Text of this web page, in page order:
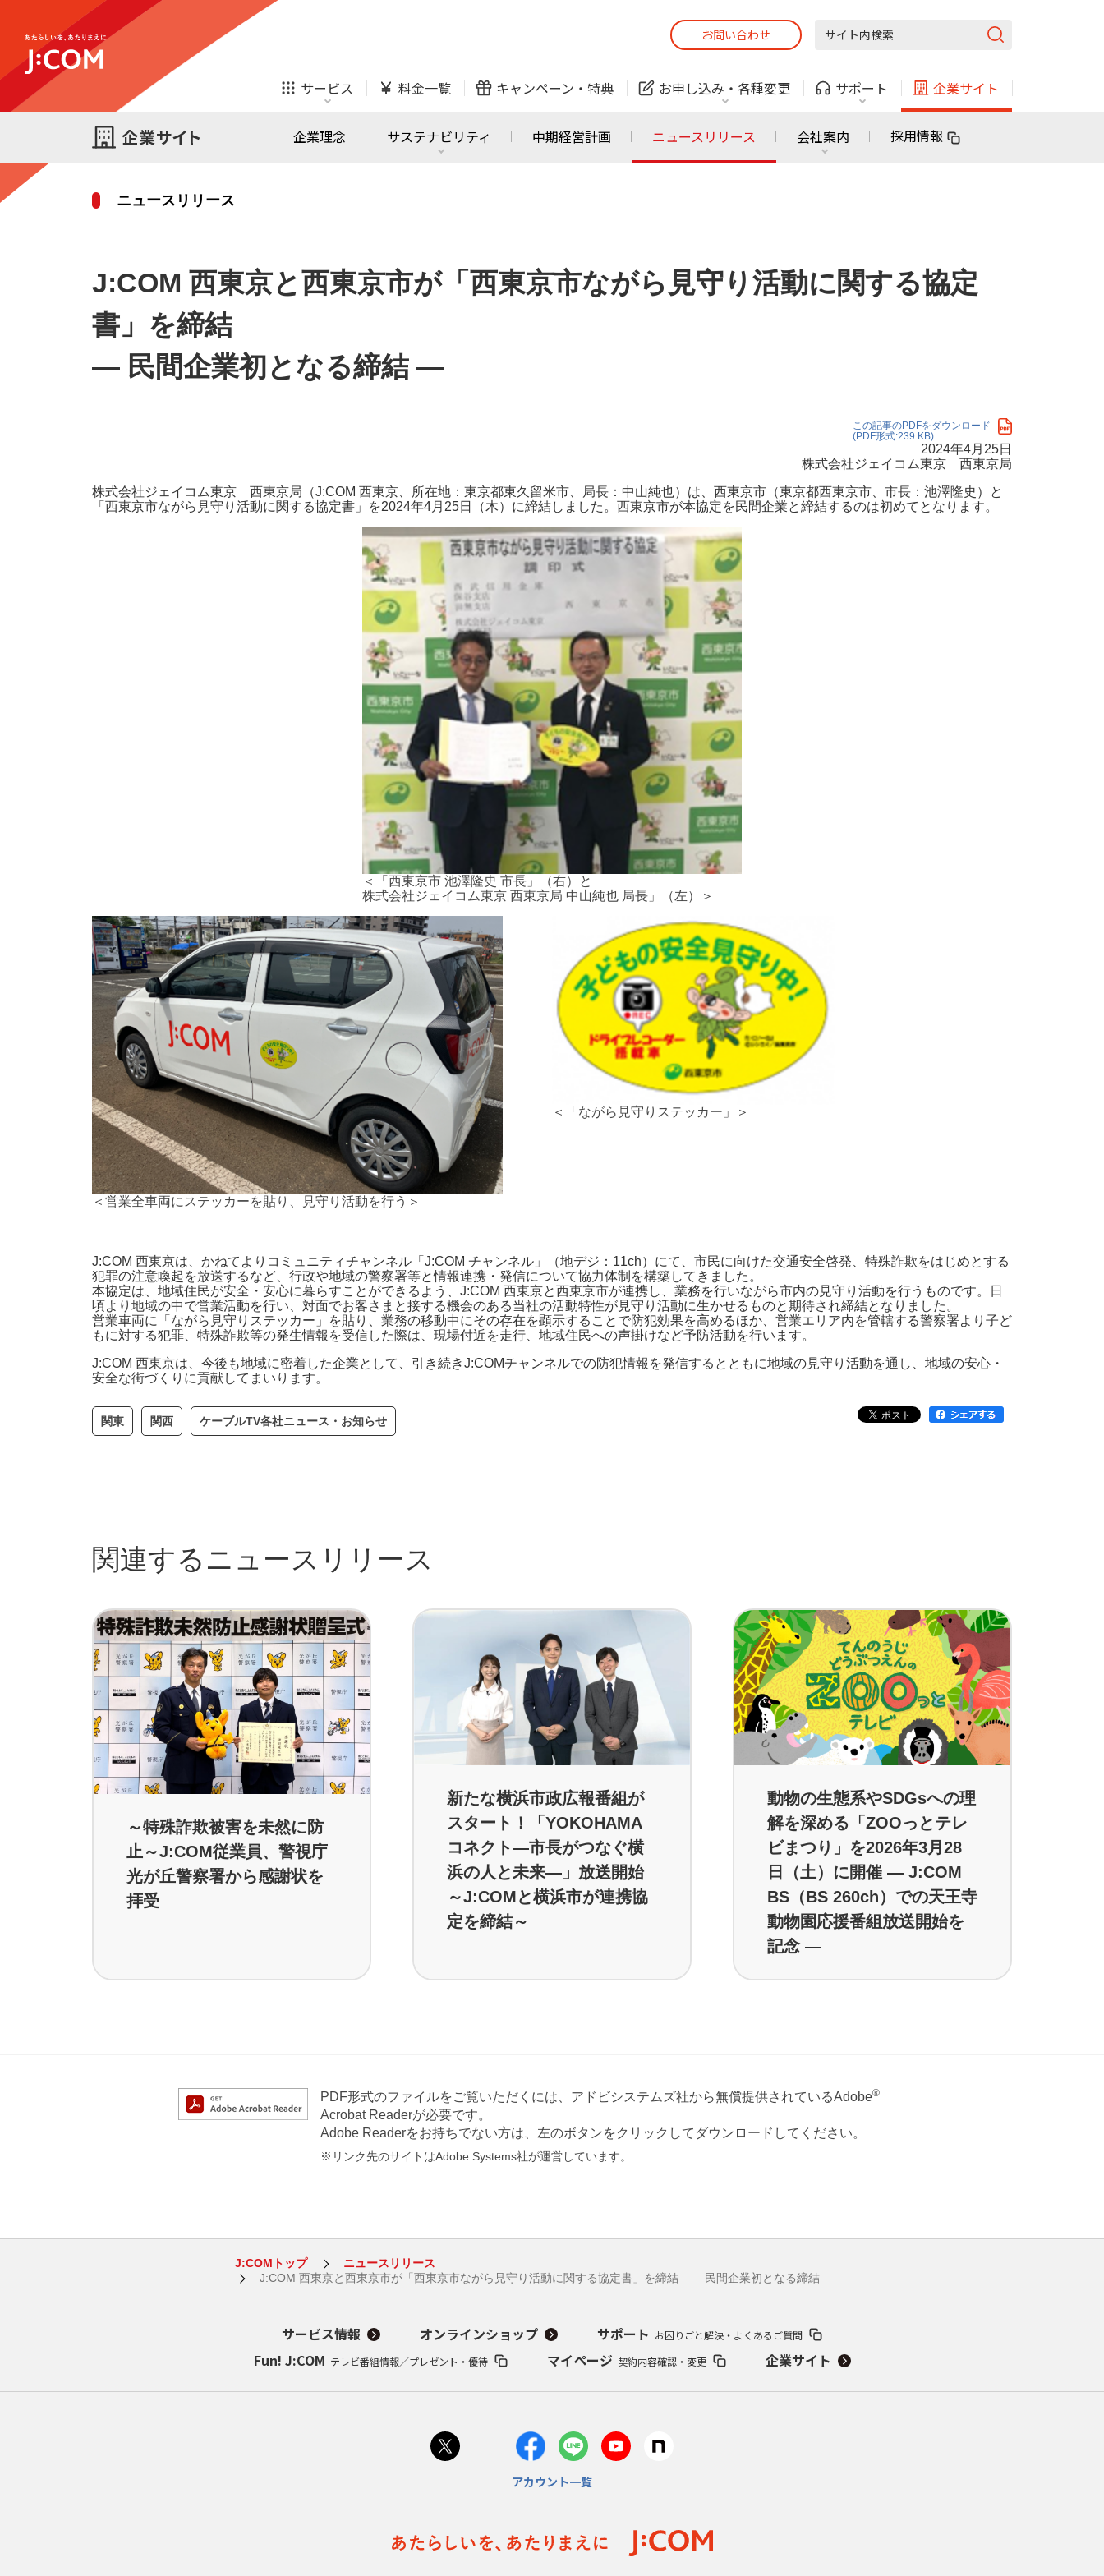
お問い合わせ
サービス 料金一覧 キャンペーン・ 特典 お申し込み・ 各種変更 サポート 企業サイト
ほけん 法人・自治体向けサービス
お申し込み サービスの追加・変更 料金シミュレーション 対応エリア・物件をご案内
ほけん オンライン
診療 ホームIoT 防犯カメラ
J:COM STREAM えんかくサポート
おうちサポート
防災情報サービス
自転車生活サポート
J:COMブックス
休止・解約
テレビ でんき 固定電話
ほけん ローン 防犯カメラ
法人・自治体向けサービス
企業理念 サステナビリティ 中期経営計画 ニュースリリース 会社案内 採用情報
ニュースリリース
J:COM 西東京と西東京市が「西東京市ながら見守り活動に関する協定
書」を締結
― 民間企業初となる締結 ―
この記事のPDFをダウンロード
(PDF形式:239 KB)
2024年4月25日
株式会社ジェイコム東京 西東京局
株式会社ジェイコム東京 西東京局（J:COM 西東京、所在地：東京都東久留米市、局長：中山純也）は、西東京市（東京都西東京市、市長：池澤隆史）と
「西東京市ながら見守り活動に関する協定書」を2024年4月25日（木）に締結しました。西東京市が本協定を民間企業と締結するのは初めてとなります。
＜「西東京市 池澤隆史 市長」（右）と
株式会社ジェイコム東京 西東京局 中山純也 局長」（左）＞
＜営業全車両にステッカーを貼り、見守り活動を行う＞
＜「ながら見守りステッカー」＞
J:COM 西東京は、かねてよりコミュニティチャンネル「J:COM チャンネル」（地デジ：11ch）にて、市民に向けた交通安全啓発、特殊詐欺をはじめとする
犯罪の注意喚起を放送するなど、行政や地域の警察署等と情報連携・発信について協力体制を構築してきました。
本協定は、地域住民が安全・安心に暮らすことができるよう、J:COM 西東京と西東京市が連携し、業務を行いながら市内の見守り活動を行うものです。日
頃より地域の中で営業活動を行い、対面でお客さまと接する機会のある当社の活動特性が見守り活動に生かせるものと期待され締結となりました。
営業車両に「ながら見守りステッカー」を貼り、業務の移動中にその存在を顕示することで防犯効果を高めるほか、営業エリア内を管轄する警察署より子ど
もに対する犯罪、特殊詐欺等の発生情報を受信した際は、現場付近を走行、地域住民への声掛けなど予防活動を行います。
J:COM 西東京は、今後も地域に密着した企業として、引き続きJ:COMチャンネルでの防犯情報を発信するとともに地域の見守り活動を通し、地域の安心・
安全な街づくりに貢献してまいります。
関東 関西 ケーブルTV各社ニュース・お知らせ
関連するニュースリリース
～特殊詐欺被害を未然に防
止～J:COM従業員、警視庁
光が丘警察署から感謝状を
拝受
新たな横浜市政広報番組が
スタート！「YOKOHAMA
コネクト―市長がつなぐ横
浜の人と未来―」放送開始
～J:COMと横浜市が連携協
定を締結～
動物の生態系やSDGsへの理
解を深める「ZOOっとテレ
ビまつり」を2026年3月28
日（土）に開催 ― J:COM
BS（BS 260ch）での天王寺
動物園応援番組放送開始を
記念 ―
PDF形式のファイルをご覧いただくには、アドビシステムズ社から無償提供されているAdobe®
Acrobat Readerが必要です。
Adobe Readerをお持ちでない方は、左のボタンをクリックしてダウンロードしてください。
※リンク先のサイトはAdobe Systems社が運営しています。
J:COMトップ
ニュースリリース
J:COM 西東京と西東京市が「西東京市ながら見守り活動に関する協定書」を締結 ― 民間企業初となる締結 ―
サービス情報 オンラインショップ サポート お困りごと解決・よくあるご質問
Fun! J:COM テレビ番組情報／プレゼント・優待 マイページ 契約内容確認・変更 企業サイト
アカウント一覧